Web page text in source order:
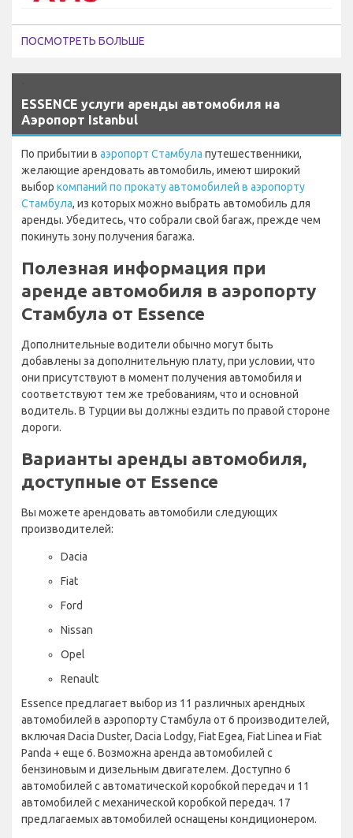
ПОСМОТРЕТЬ БОЛЬШЕ
ESSENCE услуги аренды автомобиля на
Аэропорт Istanbul
По прибытии в аэропорт Стамбула путешественники,
желающие арендовать автомобиль, имеют широкий
выбор компаний по прокату автомобилей в аэропорту
Стамбула, из которых можно выбрать автомобиль для
аренды. Убедитесь, что собрали свой багаж, прежде чем
покинуть зону получения багажа.
Полезная информация при
аренде автомобиля в аэропорту
Стамбула от Essence
Дополнительные водители обычно могут быть
добавлены за дополнительную плату, при условии, что
они присутствуют в момент получения автомобиля и
соответствуют тем же требованиям, что и основной
водитель. В Турции вы должны ездить по правой стороне
дороги.
Варианты аренды автомобиля,
доступные от Essence
Вы можете арендовать автомобили следующих
производителей:
Dacia
Fiat
Ford
Nissan
Opel
Renault
Essence предлагает выбор из 11 различных арендных
автомобилей в аэропорту Стамбула от 6 производителей,
включая Dacia Duster, Dacia Lodgy, Fiat Egea, Fiat Linea и Fiat
Panda + еще 6. Возможна аренда автомобилей с
бензиновым и дизельным двигателем. Доступно 6
автомобилей с автоматической коробкой передач и 11
автомобилей с механической коробкой передач. 17
предлагаемых автомобилей оснащены кондиционером.